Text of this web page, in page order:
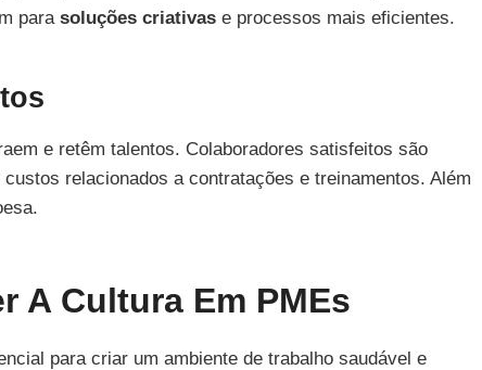
para soluções criativas e processos mais eficientes.
e retêm talentos. Colaboradores satisfeitos são
relacionados a contratações e treinamentos. Além
A Cultura Em PMEs
para criar um ambiente de trabalho saudável e